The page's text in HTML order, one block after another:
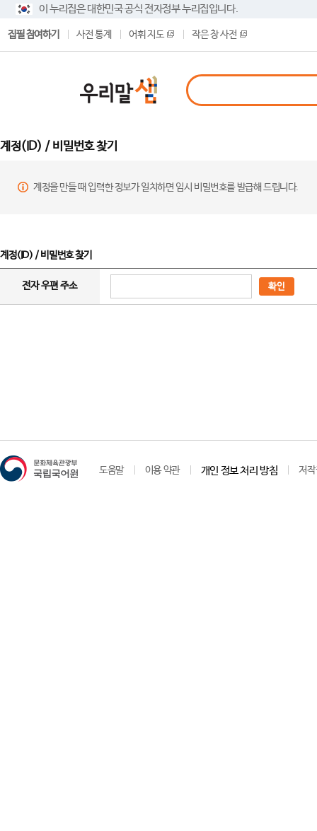
이 누리집은 대한민국 공식 전자정부 누리집입니다.
집필 참여하기 사전 통계 어휘 지도 작은 창 사전
계정(ID) / 비밀번호 찾기
계정을 만들 때 입력한 정보가 일치하면 임시 비밀번호를 발급해 드립니다.
계정(ID) / 비밀번호 찾기
전자 우편 주소 확인
도움말 이용 약관 개인 정보 처리 방침 저